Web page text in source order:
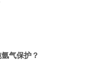
气保护？